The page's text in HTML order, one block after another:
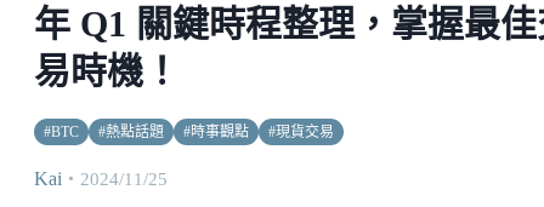
年 Q1 關鍵時程整理，掌握最
易時機！
#BTC #熱點話題 #時事觀點 #現貨交易
Kai ・ 2024/11/25